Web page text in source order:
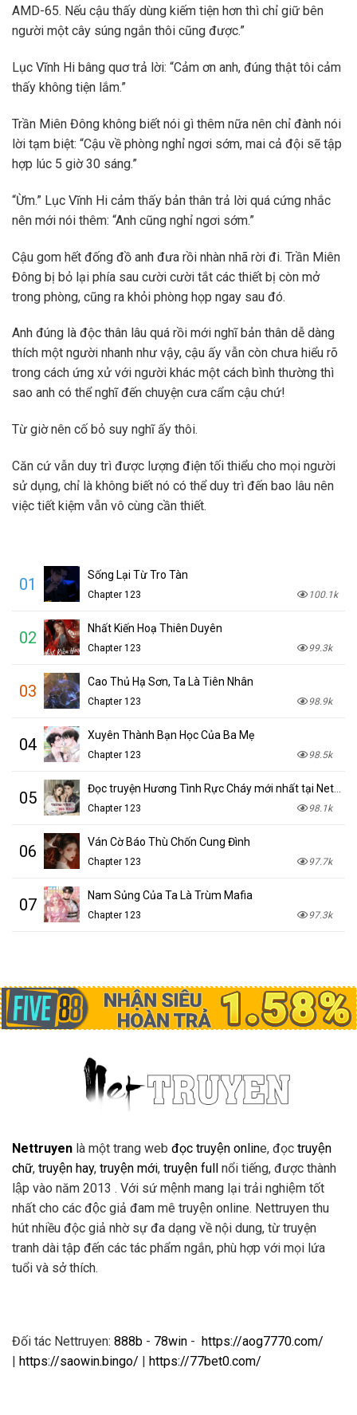
AMD-65. Nếu cậu thấy dùng kiếm tiện hơn thì chỉ giữ bên
người một cây súng ngắn thôi cũng được.”
Lục Vĩnh Hi bâng quơ trả lời: “Cảm ơn anh, đúng thật tôi cảm
thấy không tiện lắm.”
Trần Miên Đông không biết nói gì thêm nữa nên chỉ đành nói
lời tạm biệt: “Cậu về phòng nghỉ ngơi sớm, mai cả đội sẽ tập
hợp lúc 5 giờ 30 sáng.”
“Ừm.” Lục Vĩnh Hi cảm thấy bản thân trả lời quá cứng nhắc
nên mới nói thêm: “Anh cũng nghỉ ngơi sớm.”
Cậu gom hết đống đồ anh đưa rồi nhàn nhã rời đi. Trần Miên
Đông bị bỏ lại phía sau cười cười tắt các thiết bị còn mở
trong phòng, cũng ra khỏi phòng họp ngay sau đó.
Anh đúng là độc thân lâu quá rồi mới nghĩ bản thân dễ dàng
thích một người nhanh như vậy, cậu ấy vẫn còn chưa hiểu rõ
trong cách ứng xử với người khác một cách bình thường thì
sao anh có thể nghĩ đến chuyện cưa cẩm cậu chứ!
Từ giờ nên cố bỏ suy nghĩ ấy thôi.
Căn cứ vẫn duy trì được lượng điện tối thiểu cho mọi người
sử dụng, chỉ là không biết nó có thể duy trì đến bao lâu nên
việc tiết kiệm vẫn vô cùng cần thiết.
01 Sống Lại Từ Tro Tàn
Chapter 123 100.1k
02 Nhất Kiến Hoạ Thiên Duyên
Chapter 123 99.3k
03 Cao Thủ Hạ Sơn, Ta Là Tiên Nhân
Chapter 123 98.9k
04 Xuyên Thành Bạn Học Của Ba Mẹ
Chapter 123 98.5k
05
Chapter 123 98.1k
06 Ván Cờ Báo Thù Chốn Cung Đình
Chapter 123 97.7k
07 Nam Sủng Của Ta Là Trùm Mafia
Chapter 123 97.3k
Nettruyen là một trang web đọc truyện online, đọc truyện
chữ, truyện hay, truyện mới, truyện full
nổi tiếng, được thành
lập vào năm 2013 . Với sứ mệnh mang lại trải nghiệm tốt
nhất cho các độc giả đam mê truyện online. Nettruyen thu
hút nhiều độc giả nhờ sự đa dạng về nội dung, từ truyện
tranh dài tập đến các tác phẩm ngắn, phù hợp với mọi lứa
tuổi và sở thích.
Đối tác Nettruyen: 888b - 78win - https://aog7770.com/
| https://saowin.bingo/ | https://77bet0.com/